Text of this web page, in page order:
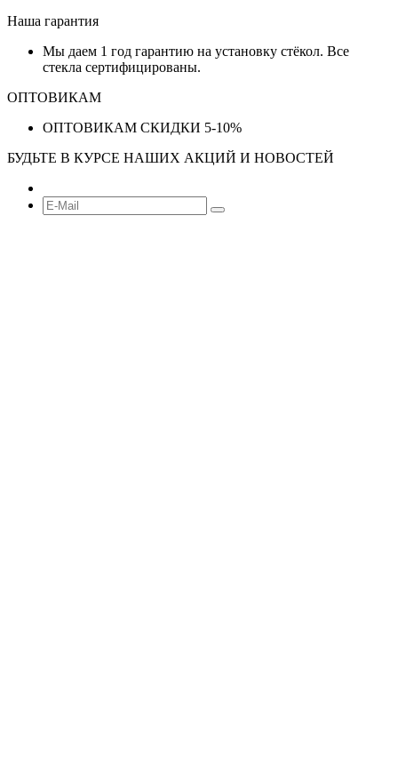
Наша гарантия
Мы даем 1 год гарантию на установку стёкол. Все
стекла сертифицированы.
ОПТОВИКАМ
ОПТОВИКАМ СКИДКИ 5-10%
БУДЬТЕ В КУРСЕ НАШИХ АКЦИЙ И НОВОСТЕЙ